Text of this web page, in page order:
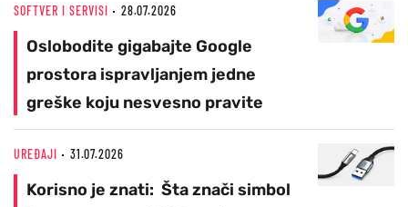
SOFTVER I SERVISI 28.07.2026
Oslobodite gigabajte Google
prostora ispravljanjem jedne
greške koju nesvesno pravite
UREĐAJI 31.07.2026
Korisno je znati: Šta znači simbol